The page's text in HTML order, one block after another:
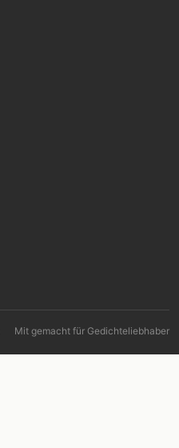
Mit gemacht für Gedichteliebhaber